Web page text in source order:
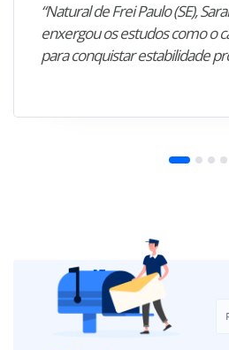
“Natural de Frei Paulo (SE),
enxergou os estudos como o
para conquistar estabilidade